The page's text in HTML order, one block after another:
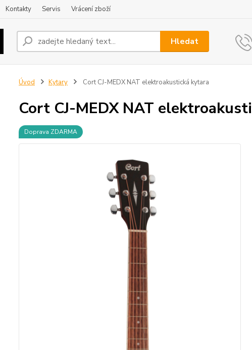
Kontakty Servis Vrácení zboží
Hledat
Úvod Kytary Cort CJ-MEDX NAT elektroakustická kytara
Cort CJ-MEDX NAT
Doprava ZDARMA